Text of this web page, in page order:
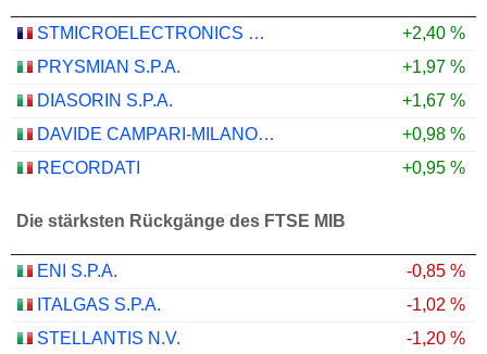
STMICROELECTRONICS N.V.
+2,40 %
PRYSMIAN S.P.A.
+1,97 %
DIASORIN S.P.A.
+1,67 %
DAVIDE CAMPARI-MILANO N.V.
+0,98 %
RECORDATI
+0,95 %
Die stärksten Rückgänge des FTSE MIB
ENI S.P.A.
-0,85 %
ITALGAS S.P.A.
-1,02 %
STELLANTIS N.V.
-1,20 %